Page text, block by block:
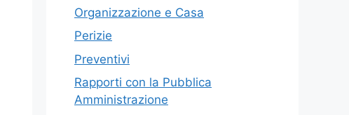
Organizzazione e Casa
Perizie
Preventivi
Rapporti con la Pubblica
Amministrazione